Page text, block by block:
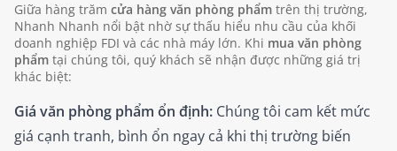
Giữa hàng trăm cửa hàng văn phòng phẩm trên thị trường,
Nhanh Nhanh nổi bật nhờ sự thấu hiểu nhu cầu của khối
doanh nghiệp FDI và các nhà máy lớn. Khi mua văn phòng
phẩm tại chúng tôi, quý khách sẽ nhận được những giá trị
khác biệt:
Giá văn phòng phẩm ổn định: Chúng tôi cam kết mức
giá cạnh tranh, bình ổn ngay cả khi thị trường biến